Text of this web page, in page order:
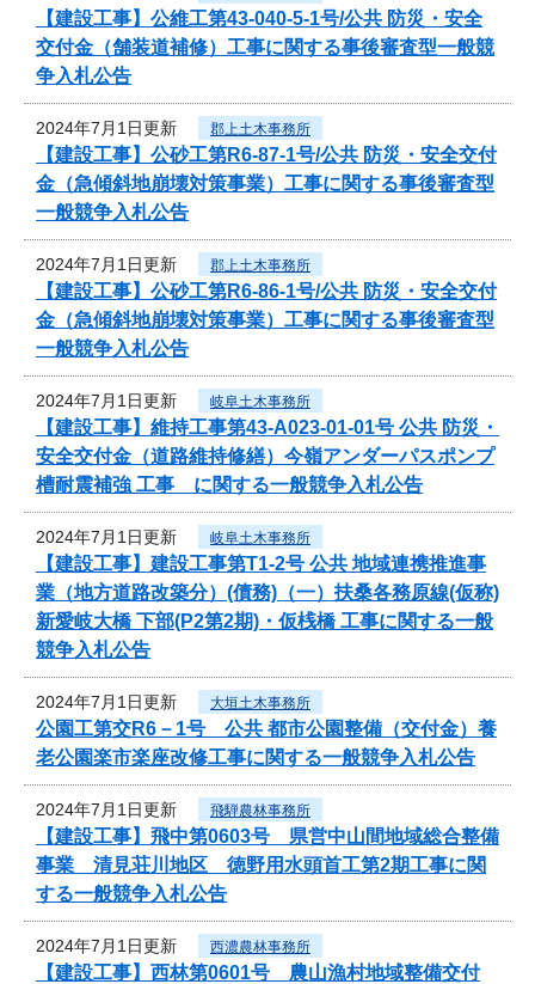
【建設工事】公維工第43-040-5-1号/公共 防災・安全
交付金（舗装道補修）工事に関する事後審査型一般競
争入札公告
2024年7月1日更新 郡上土木事務所
【建設工事】公砂工第R6-87-1号/公共 防災・安全交付
金（急傾斜地崩壊対策事業）工事に関する事後審査型
一般競争入札公告
2024年7月1日更新 郡上土木事務所
【建設工事】公砂工第R6-86-1号/公共 防災・安全交付
金（急傾斜地崩壊対策事業）工事に関する事後審査型
一般競争入札公告
2024年7月1日更新 岐阜土木事務所
【建設工事】維持工事第43-A023-01-01号 公共 防災・
安全交付金（道路維持修繕）今嶺アンダーパスポンプ
槽耐震補強 工事 に関する一般競争入札公告
2024年7月1日更新 岐阜土木事務所
【建設工事】建設工事第T1-2号 公共 地域連携推進事
業（地方道路改築分）(債務)（一）扶桑各務原線(仮称)
新愛岐大橋 下部(P2第2期)・仮桟橋 工事に関する一般
競争入札公告
2024年7月1日更新 大垣土木事務所
公園工第交R6－1号 公共 都市公園整備（交付金）養
老公園楽市楽座改修工事に関する一般競争入札公告
2024年7月1日更新 飛騨農林事務所
【建設工事】飛中第0603号 県営中山間地域総合整備
事業 清見荘川地区 徳野用水頭首工第2期工事に関
する一般競争入札公告
2024年7月1日更新 西濃農林事務所
【建設工事】西林第0601号 農山漁村地域整備交付